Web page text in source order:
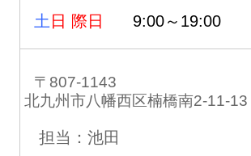
土 日 際日 9:00～19:00
〒807-1143
北九州市八幡西区楠橋南2-11-13
担当：池田